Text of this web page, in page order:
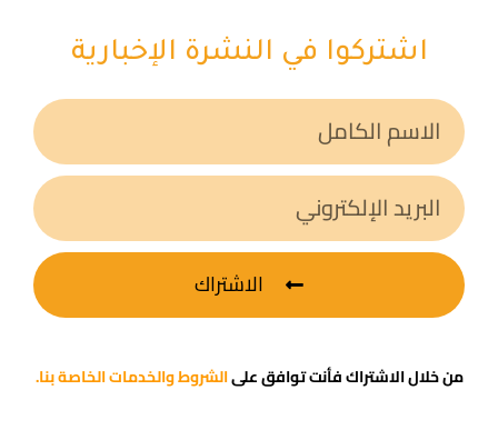
اشتركوا في النشرة الإخبارية
الاشتراك
من خلال الاشتراك فأنت توافق علىالشروط والخدمات الخاصة بنا.